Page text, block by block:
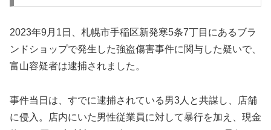
2023年9月1日、札幌市手稲区新発寒5条7丁目にあるブラ
ンドショップで発生した強盗傷害事件に関与した疑いで、
富山容疑者は逮捕されました。
事件当日は、すでに逮捕されている男3人と共謀し、店舗
に侵入。店内にいた男性従業員に対して暴行を加え、現金